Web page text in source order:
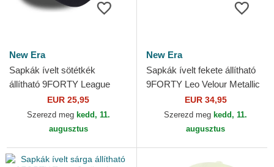
New Era
Sapkák ívelt sötétkék
állítható 9FORTY League
Essential New York Yankees
MLB New Era
EUR 25,95
Szerezd meg kedd, 11.
augusztus
New Era
Sapkák ívelt fekete állítható
9FORTY Leo Velour Metallic
New York Yankees MLB New
EUR 34,95
Szerezd meg kedd, 11.
augusztus